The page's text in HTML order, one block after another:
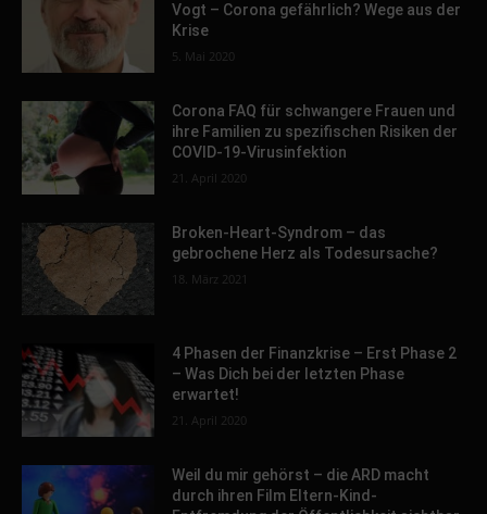
Vogt – Corona gefährlich? Wege aus der
Krise
5. Mai 2020
Corona FAQ für schwangere Frauen und
ihre Familien zu spezifischen Risiken der
COVID-19-Virusinfektion
21. April 2020
Broken-Heart-Syndrom – das
gebrochene Herz als Todesursache?
18. März 2021
4 Phasen der Finanzkrise – Erst Phase 2
– Was Dich bei der letzten Phase
erwartet!
21. April 2020
Weil du mir gehörst – die ARD macht
durch ihren Film Eltern-Kind-